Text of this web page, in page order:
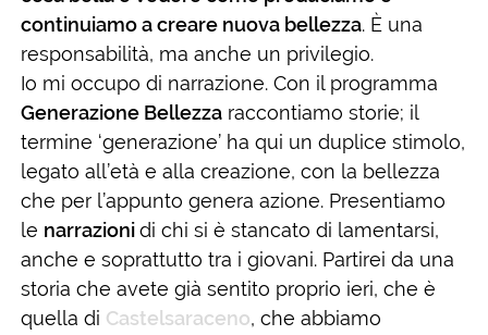
continuiamo a creare nuova bellezza. È una
responsabilità, ma anche un privilegio.
Io mi occupo di narrazione. Con il programma
Generazione Bellezzaraccontiamo storie; il
termine ‘generazione’ ha qui un duplice stimolo,
legato all’età e alla creazione, con la bellezza
che per l’appunto genera azione. Presentiamo
le narrazionidi chi si è stancato di lamentarsi,
anche e soprattutto tra i giovani. Partirei da una
storia che avete già sentito proprio ieri, che è
quella di Castelsaraceno, che abbiamo